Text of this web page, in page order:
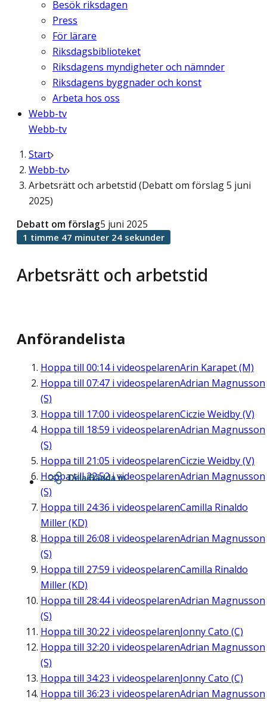
Besök riksdagen
Press
För lärare
Riksdagsbiblioteket
Riksdagens myndigheter och nämnder
Riksdagens byggnader och konst
Arbeta hos oss
Webb-tv
Webb-tv
Start
Webb-tv
Arbetsrätt och arbetstid (Debatt om förslag 5 juni
2025)
Arbetsrätt och arbetstid
Debatt om förslag5 juni 2025
1 timme 47 minuter 24 sekunder
Anförandelista
Hoppa till 00:14i videospelarenArin Karapet (M)
Hoppa till 07:47 i videospelarenAdrian Magnusson
(S)
Hoppa till 17:00 i videospelarenCiczie Weidby (V)
Hoppa till 18:59 i videospelarenAdrian Magnusson
(S)
Hoppa till 21:05 i videospelarenCiczie Weidby (V)
Hoppa till22:52i videospelarenAdrian Magnusson
(S)
Hoppa till 24:36 i videospelarenCamilla Rinaldo
Miller (KD)
Hoppa till 26:08 i videospelarenAdrian Magnusson
(S)
Hoppa till 27:59 i videospelarenCamilla Rinaldo
Miller (KD)
Hoppa till 28:44i videospelarenAdrian Magnusson
(S)
Hoppa till 30:22 i videospelarenJonny Cato (C)
Hoppa till 32:20 i videospelarenAdrian Magnusson
(S)
Hoppa till 34:23 i videospelarenJonny Cato (C)
Hoppa till 36:23 i videospelarenAdrian Magnusson
Dela/Bädda in